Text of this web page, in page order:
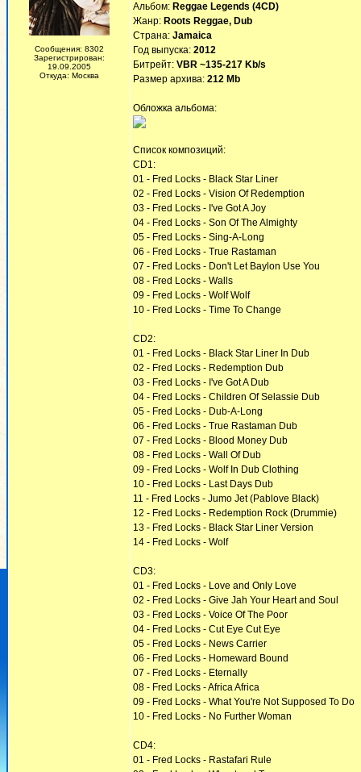
Сообщения: 8302
Зарегистрирован:
19.09.2005
Откуда: Москва
Альбом: Reggae Legends (4CD)
Жанр: Roots Reggae, Dub
Страна: Jamaica
Год выпуска: 2012
Битрейт: VBR ~135-217 Kb/s
Размер архива: 212 Mb
Обложка альбома:
Список композиций:
CD1:
01 - Fred Locks - Black Star Liner
02 - Fred Locks - Vision Of Redemption
03 - Fred Locks - I've Got A Joy
04 - Fred Locks - Son Of The Almighty
05 - Fred Locks - Sing-A-Long
06 - Fred Locks - True Rastaman
07 - Fred Locks - Don't Let Baylon Use You
08 - Fred Locks - Walls
09 - Fred Locks - Wolf Wolf
10 - Fred Locks - Time To Change
CD2:
01 - Fred Locks - Black Star Liner In Dub
02 - Fred Locks - Redemption Dub
03 - Fred Locks - I've Got A Dub
04 - Fred Locks - Children Of Selassie Dub
05 - Fred Locks - Dub-A-Long
06 - Fred Locks - True Rastaman Dub
07 - Fred Locks - Blood Money Dub
08 - Fred Locks - Wall Of Dub
09 - Fred Locks - Wolf In Dub Clothing
10 - Fred Locks - Last Days Dub
11 - Fred Locks - Jumo Jet (Pablove Black)
12 - Fred Locks - Redemption Rock (Drummie)
13 - Fred Locks - Black Star Liner Version
14 - Fred Locks - Wolf
CD3:
01 - Fred Locks - Love and Only Love
02 - Fred Locks - Give Jah Your Heart and Soul
03 - Fred Locks - Voice Of The Poor
04 - Fred Locks - Cut Eye Cut Eye
05 - Fred Locks - News Carrier
06 - Fred Locks - Homeward Bound
07 - Fred Locks - Eternally
08 - Fred Locks - Africa Africa
09 - Fred Locks - What You're Not Supposed To Do
10 - Fred Locks - No Further Woman
CD4:
01 - Fred Locks - Rastafari Rule